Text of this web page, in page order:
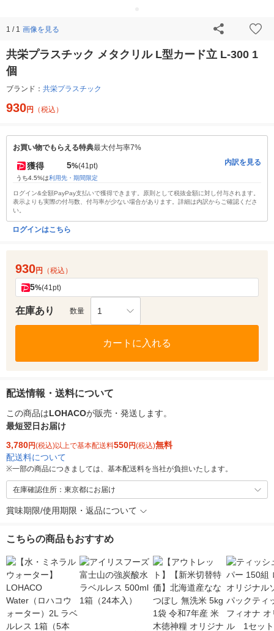
1 / 1 画像を見る
共栄プラスチック メタクリル L型カード立 L-300 1
個
ブランド： 共栄プラスチック
930円 （税込）
お買い物でもらえる特典最大付与率7%
獲得 5%(41pt)
うち4.5%は利用先・期間限定
内訳を見る
ログイン&全額PayPay支払いで獲得できます。原則として税抜金額に対し付与されます。
表示よりも実際の付与数、付与率が少ない場合があります。詳細は内訳からご確認くださ
い。
ログインはこちら
930円 （税込）
5%(41pt)
在庫あり 数量 1
カートに入れる
配送情報・送料について
この商品はLOHACOが販売・発送します。
最短翌日お届け
3,780円(税込)以上で基本配送料550円(税込)無料
配送料について
※一部の商品につきましては、基本配送料を当社が負担いたします。
在庫確認住所：東京都にお届け
賞味期限/使用期限・返品について
こちらの商品もおすすめ